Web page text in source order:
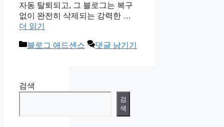
자동 탈퇴되고, 그 블로그는 복구
없이 완전히 삭제되는 강력한 …
더 읽기
카
블로그 애드센스 댓글 남기기
검색
검
색